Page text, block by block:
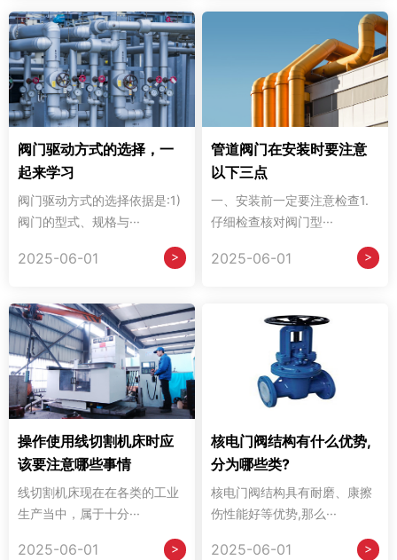
阀门驱动方式的选择，一
起来学习
阀门驱动方式的选择依据是:1)
阀门的型式、规格与···
2025-06-01 >
管道阀门在安装时要注意
以下三点
一、安装前一定要注意检查1.
仔细检查核对阀门型···
2025-06-01 >
操作使用线切割机床时应
该要注意哪些事情
线切割机床现在在各类的工业
生产当中，属于十分···
2025-06-01 >
核电门阀结构有什么优势,
分为哪些类?
核电门阀结构具有耐磨、康擦
伤性能好等优势,那么···
2025-06-01 >